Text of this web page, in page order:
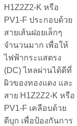
H1Z2Z2-K หรือ
PV1-F ประกอบด้วย
สายเส้นฝอยเล็กๆ
จำนวนมาก เพื่อให้
ไฟฟ้ากระแสตรง
(DC) ไหลผ่านได้ดีที่
ผิวของทองแดง และ
สาย H1Z2Z2-K หรือ
PV1-F เคลือบด้วย
ดีบุก เพื่อป้องกันการ